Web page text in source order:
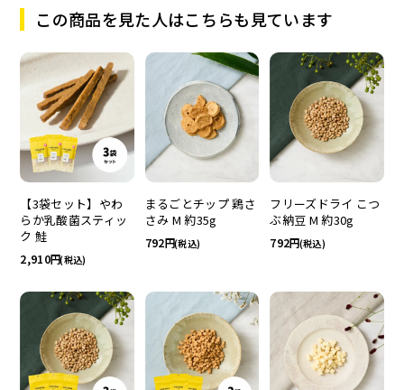
この商品を見た人はこちらも見ています
【3袋セット】やわ
らか乳酸菌スティッ
ク 鮭
2,910 (税込)
まるごとチップ 鶏さ
さみ M 約35g
792 (税込)
フリーズドライ こつ
ぶ納豆 M 約30g
792 (税込)